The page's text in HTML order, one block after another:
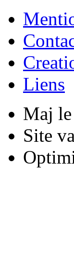
Liens
Maj
Site